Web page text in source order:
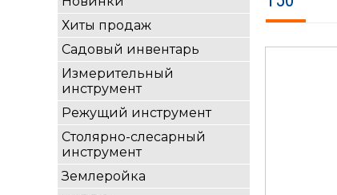
Хиты продаж
Садовый инвентарь
Измерительный
инструмент
Режущий инструмент
Столярно-слесарный
инструмент
Землеройка